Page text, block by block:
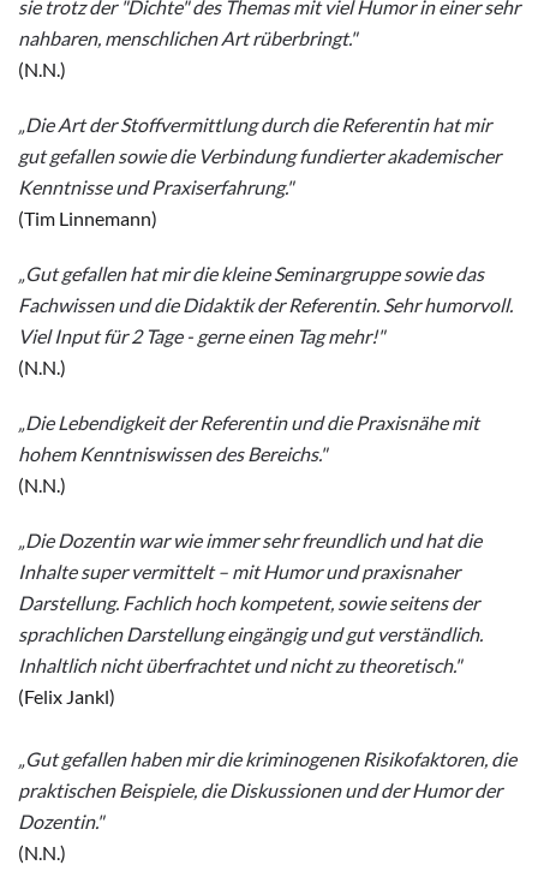
sie trotz der "Dichte" des Themas mit viel Humor in einer sehr
nahbaren, menschlichen Art rüberbringt."
(N.N.)
„Die Art der Stoffvermittlung durch die Referentin hat mir
gut gefallen sowie die Verbindung fundierter akademischer
Kenntnisse und Praxiserfahrung."
(Tim Linnemann)
„Gut gefallen hat mir die kleine Seminargruppe sowie das
Fachwissen und die Didaktik der Referentin. Sehr humorvoll.
Viel Input für 2 Tage - gerne einen Tag mehr!"
(N.N.)
„Die Lebendigkeit der Referentin und die Praxisnähe mit
hohem Kenntniswissen des Bereichs."
(N.N.)
„Die Dozentin war wie immer sehr freundlich und hat die
Inhalte super vermittelt – mit Humor und praxisnaher
Darstellung. Fachlich hoch kompetent, sowie seitens der
sprachlichen Darstellung eingängig und gut verständlich.
Inhaltlich nicht überfrachtet und nicht zu theoretisch."
(Felix Jankl)
„Gut gefallen haben mir die kriminogenen Risikofaktoren, die
praktischen Beispiele, die Diskussionen und der Humor der
Dozentin."
(N.N.)